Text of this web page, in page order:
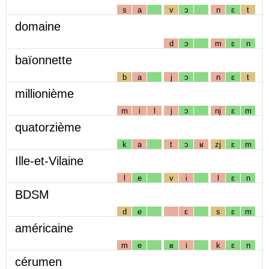
s a v ɔ n ɛ t
domaine
d ɔ m ɛ n
baïonnette
b a j ɔ n ɛ t
millionième
m i l j ɔ nj ɛ m
quatorzième
k a t ɔ ʁ zj ɛ m
Ille-et-Vilaine
l e v i l ɛ n
BDSM
d e ɛ s ɛ m
américaine
m e ʁ i k ɛ n
cérumen